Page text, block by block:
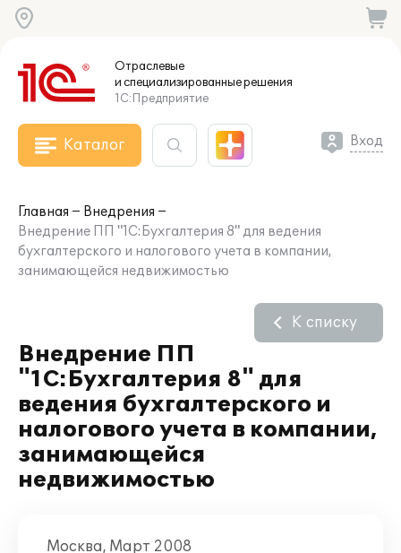
Отраслевые
и специализированныерешения
1С:Предприятие
Каталог Вход
Главная
Внедрения
Внедрение ПП "1С:Бухгалтерия 8" для ведения
бухгалтерского и налогового учета в компании,
занимающейся недвижимостью
Внедрение ПП
"1С:Бухгалтерия 8" для
ведения бухгалтерского и
налогового учета в компании,
занимающейся
недвижимостью
К списку
Москва, Март 2008